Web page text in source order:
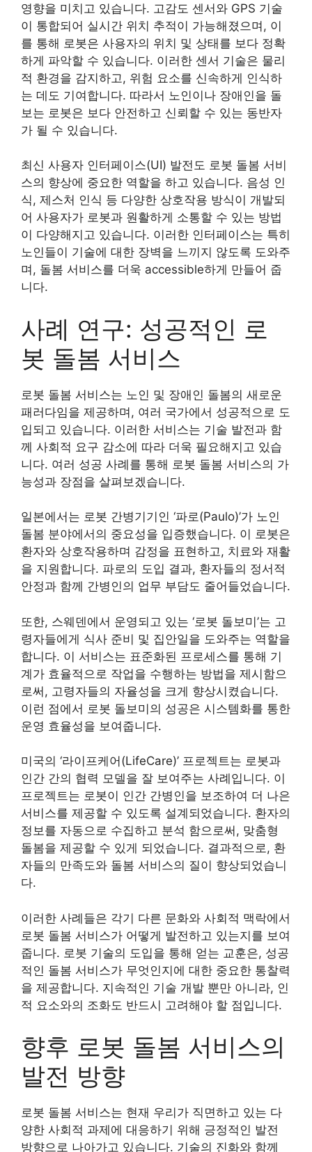
영향을 미치고 있습니다. 고감도 센서와 GPS 기술
이 통합되어 실시간 위치 추적이 가능해졌으며, 이
를 통해 로봇은 사용자의 위치 및 상태를 보다 정확
하게 파악할 수 있습니다. 이러한 센서 기술은 물리
적 환경을 감지하고, 위험 요소를 신속하게 인식하
는 데도 기여합니다. 따라서 노인이나 장애인을 돌
보는 로봇은 보다 안전하고 신뢰할 수 있는 동반자
가 될 수 있습니다.
최신 사용자 인터페이스(UI) 발전도 로봇 돌봄 서비
스의 향상에 중요한 역할을 하고 있습니다. 음성 인
식, 제스처 인식 등 다양한 상호작용 방식이 개발되
어 사용자가 로봇과 원활하게 소통할 수 있는 방법
이 다양해지고 있습니다. 이러한 인터페이스는 특히
노인들이 기술에 대한 장벽을 느끼지 않도록 도와주
며, 돌봄 서비스를 더욱 accessible하게 만들어 줍
니다.
사례 연구: 성공적인 로
봇 돌봄 서비스
로봇 돌봄 서비스는 노인 및 장애인 돌봄의 새로운
패러다임을 제공하며, 여러 국가에서 성공적으로 도
입되고 있습니다. 이러한 서비스는 기술 발전과 함
께 사회적 요구 감소에 따라 더욱 필요해지고 있습
니다. 여러 성공 사례를 통해 로봇 돌봄 서비스의 가
능성과 장점을 살펴보겠습니다.
일본에서는 로봇 간병기기인 ‘파로(Paulo)’가 노인
돌봄 분야에서의 중요성을 입증했습니다. 이 로봇은
환자와 상호작용하며 감정을 표현하고, 치료와 재활
을 지원합니다. 파로의 도입 결과, 환자들의 정서적
안정과 함께 간병인의 업무 부담도 줄어들었습니다.
또한, 스웨덴에서 운영되고 있는 ‘로봇 돌보미’는 고
령자들에게 식사 준비 및 집안일을 도와주는 역할을
합니다. 이 서비스는 표준화된 프로세스를 통해 기
계가 효율적으로 작업을 수행하는 방법을 제시함으
로써, 고령자들의 자율성을 크게 향상시켰습니다.
이런 점에서 로봇 돌보미의 성공은 시스템화를 통한
운영 효율성을 보여줍니다.
미국의 ‘라이프케어(LifeCare)’ 프로젝트는 로봇과
인간 간의 협력 모델을 잘 보여주는 사례입니다. 이
프로젝트는 로봇이 인간 간병인을 보조하여 더 나은
서비스를 제공할 수 있도록 설계되었습니다. 환자의
정보를 자동으로 수집하고 분석 함으로써, 맞춤형
돌봄을 제공할 수 있게 되었습니다. 결과적으로, 환
자들의 만족도와 돌봄 서비스의 질이 향상되었습니
다.
이러한 사례들은 각기 다른 문화와 사회적 맥락에서
로봇 돌봄 서비스가 어떻게 발전하고 있는지를 보여
줍니다. 로봇 기술의 도입을 통해 얻는 교훈은, 성공
적인 돌봄 서비스가 무엇인지에 대한 중요한 통찰력
을 제공합니다. 지속적인 기술 개발 뿐만 아니라, 인
적 요소와의 조화도 반드시 고려해야 할 점입니다.
향후 로봇 돌봄 서비스의
발전 방향
로봇 돌봄 서비스는 현재 우리가 직면하고 있는 다
양한 사회적 과제에 대응하기 위해 긍정적인 발전
방향으로 나아가고 있습니다. 기술의 진화와 함께